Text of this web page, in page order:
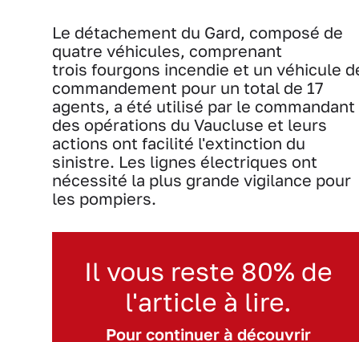
Le détachement du Gard, composé de
quatre véhicules, comprenant
trois fourgons incendie et un véhicule
commandement pour un total de 17
agents, a été utilisé par le commandant
des opérations du Vaucluse et leurs
actions ont facilité l'extinction du
sinistre. Les lignes électriques ont
nécessité la plus grande vigilance pour
les pompiers.
Il vous reste 80% de
l'article à lire.
Pour continuer à découvrir